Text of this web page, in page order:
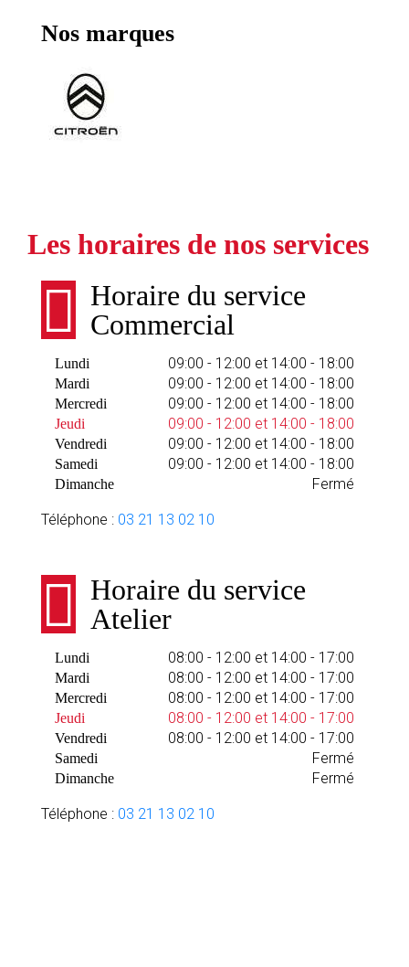
Nos marques
Les horaires de nos services
Horaire du service
Commercial
Lundi 09:00 - 12:00 et 14:00 - 18:00
Mardi 09:00 - 12:00 et 14:00 - 18:00
Mercredi 09:00 - 12:00 et 14:00 - 18:00
Jeudi 09:00 - 12:00 et 14:00 - 18:00
Vendredi 09:00 - 12:00 et 14:00 - 18:00
Samedi 09:00 - 12:00 et 14:00 - 18:00
Dimanche Fermé
Téléphone : 03 21 13 02 10
Horaire du service
Atelier
Lundi 08:00 - 12:00 et 14:00 - 17:00
Mardi 08:00 - 12:00 et 14:00 - 17:00
Mercredi 08:00 - 12:00 et 14:00 - 17:00
Jeudi 08:00 - 12:00 et 14:00 - 17:00
Vendredi 08:00 - 12:00 et 14:00 - 17:00
Samedi Fermé
Dimanche Fermé
Téléphone : 03 21 13 02 10